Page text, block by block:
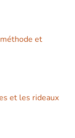
et
et les rideaux